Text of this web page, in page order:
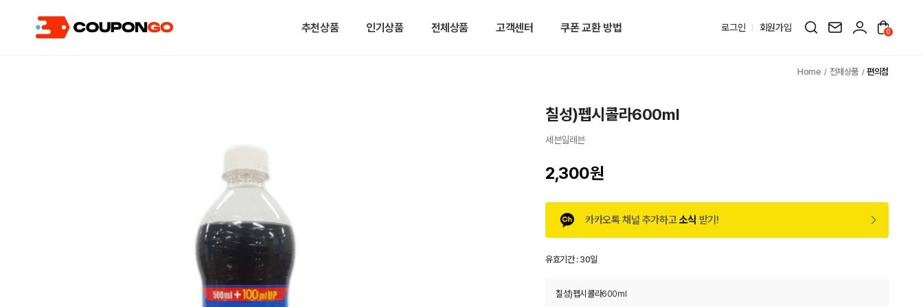
추천상품 인기상품 전체상품 고객센터 쿠폰 교환 방법 로그인 회원가입 0
전체상품 편의점
칠성)펩시콜라600ml
세븐일레븐
2,300원
카카오톡 채널 추가하고소식 받기!
유효기간 :30일
칠성)펩시콜라600ml